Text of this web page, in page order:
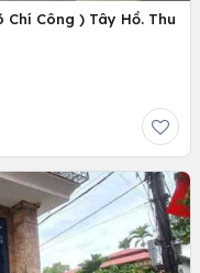
Chí Công ) Tây Hồ. Thu